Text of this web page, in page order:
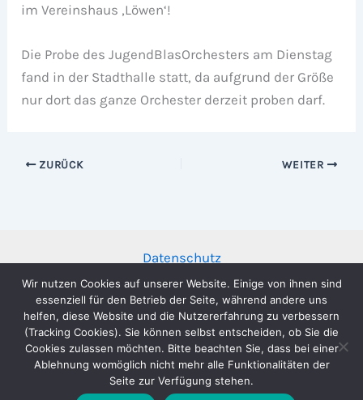
im Vereinshaus ‚Löwen‘!
Die Probe des JugendBlasOrchesters am Dienstag
fand in der Stadthalle statt, da aufgrund der Größe
nur dort das ganze Orchester derzeit proben darf.
ZURÜCK WEITER
Datenschutz
Impressum
Copyright © 2026 Musikverein Stadtkapelle Wernau e.V. |
Präsentiert von
Astra-WordPress-Theme
Wir nutzen Cookies auf unserer Website. Einige von ihnen sind
essenziell für den Betrieb der Seite, während andere uns
helfen, diese Website und die Nutzererfahrung zu verbessern
(Tracking Cookies). Sie können selbst entscheiden, ob Sie die
Cookies zulassen möchten. Bitte beachten Sie, dass bei einer
Ablehnung womöglich nicht mehr alle Funktionalitäten der
Seite zur Verfügung stehen.